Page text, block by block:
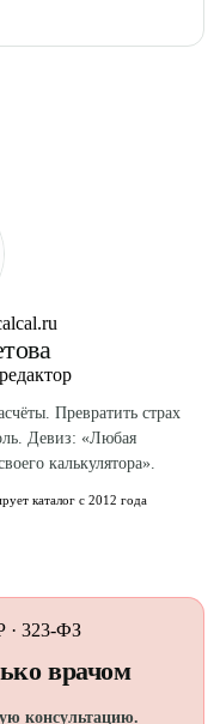
сильной
(преэклампсия),
неделях.
Превратить страх
Девиз: «Любая
калькулятора».
каталог с 2012 года
323-ФЗ
врачом
консультацию.